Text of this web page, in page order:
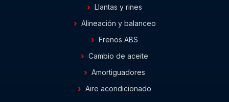
Llantas y rines
Alineación y balanceo
Frenos ABS
Cambio de aceite
Amortiguadores
Aire acondicionado